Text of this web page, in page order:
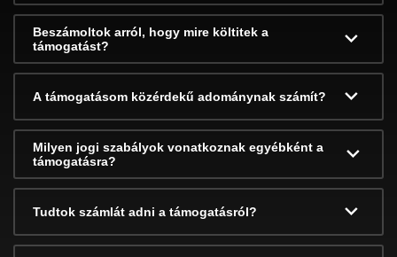
Beszámoltok arról, hogy mire költitek a
támogatást?
A támogatásom közérdekű adománynak számít?
Milyen jogi szabályok vonatkoznak egyébként a
támogatásra?
Tudtok számlát adni a támogatásról?